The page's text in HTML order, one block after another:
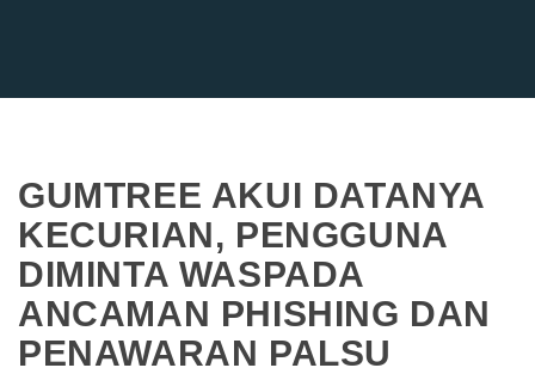
GUMTREE AKUI DATANYA
KECURIAN, PENGGUNA
DIMINTA WASPADA
ANCAMAN PHISHING DAN
PENAWARAN PALSU